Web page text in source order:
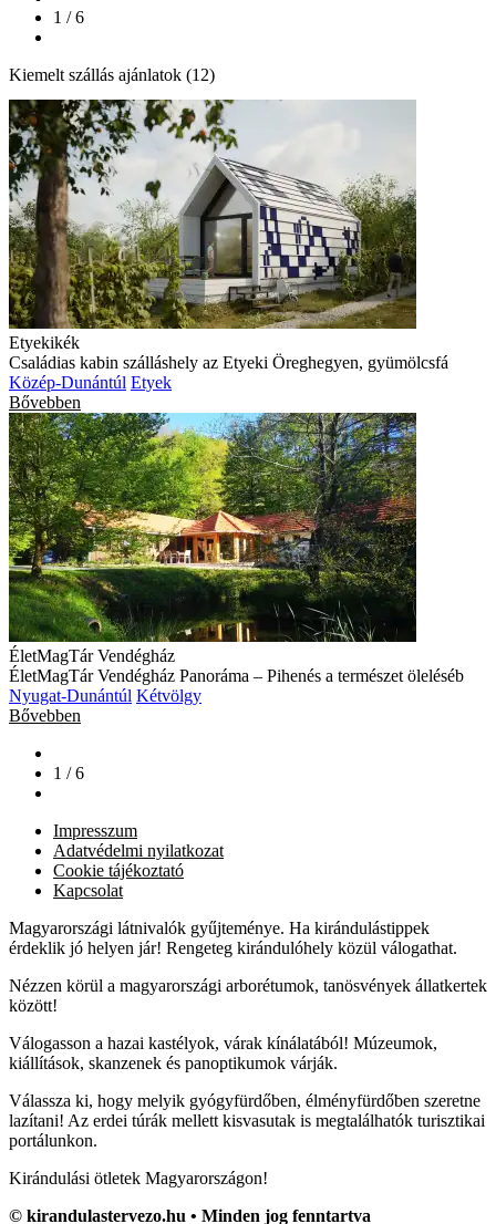
1 / 6
Kiemelt szállás ajánlatok (12)
Etyekikék
Családias kabin szálláshely az Etyeki Öreghegyen, gyümölcsfá
Közép-Dunántúl Etyek
Bővebben
ÉletMagTár Vendégház
ÉletMagTár Vendégház Panoráma – Pihenés a természet öleléséb
Nyugat-Dunántúl Kétvölgy
Bővebben
1 / 6
Impresszum
Adatvédelmi nyilatkozat
Cookie tájékoztató
Kapcsolat
Magyarországi látnivalók gyűjteménye. Ha kirándulástippek
érdeklik jó helyen jár! Rengeteg kirándulóhely közül válogathat.
Nézzen körül a magyarországi arborétumok, tanösvények állatkertek
között!
Válogasson a hazai kastélyok, várak kínálatából! Múzeumok,
kiállítások, skanzenek és panoptikumok várják.
Válassza ki, hogy melyik gyógyfürdőben, élményfürdőben szeretne
lazítani! Az erdei túrák mellett kisvasutak is megtalálhatók turisztikai
portálunkon.
Kirándulási ötletek Magyarországon!
© kirandulastervezo.hu • Minden jog fenntartva